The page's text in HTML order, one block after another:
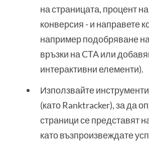
на страницата, процент
конверсия - и направете
например подобряване
връзки на CTA или
интерактивни елементи).
Използвайте
(като Ranktracker), за да
страници се представят
като възпроизвеждате